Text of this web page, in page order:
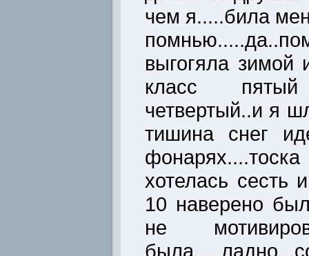
чем я.....била
выгогяла зимой
класс
четвертый..и я
тишина снег
хотелась сесть
10 наверено
не